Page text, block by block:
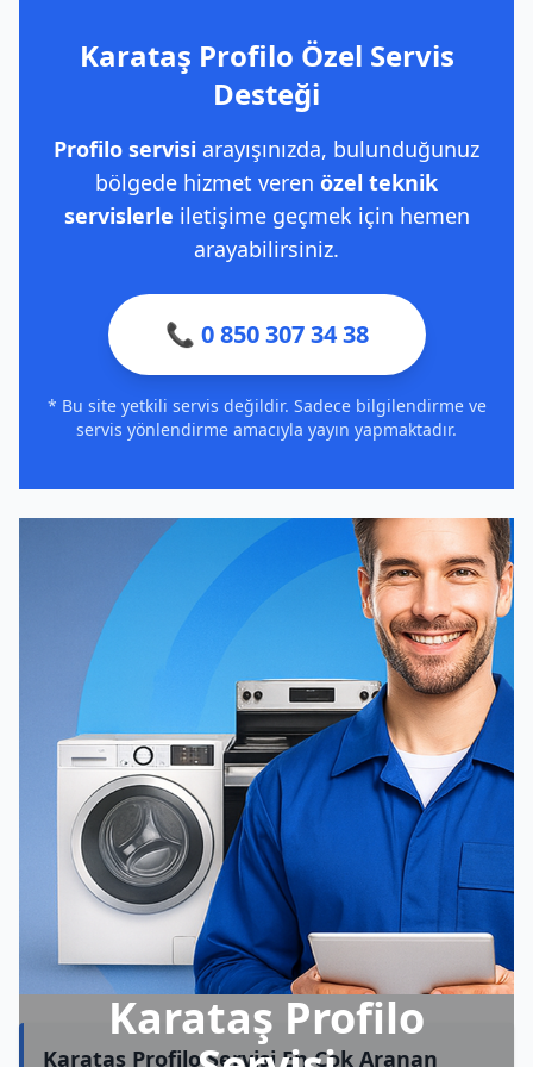
Karataş Profilo Özel Servis
Desteği
Profilo servisi arayışınızda, bulunduğunuz
bölgede hizmet veren özel teknik
servislerle iletişime geçmek için hemen
arayabilirsiniz.
📞 0 850 307 34 38
* Bu site yetkili servis değildir. Sadece bilgilendirme ve
servis yönlendirme amacıyla yayın yapmaktadır.
Karataş Profilo
Karataş Profilo Servisi En Çok Aranan